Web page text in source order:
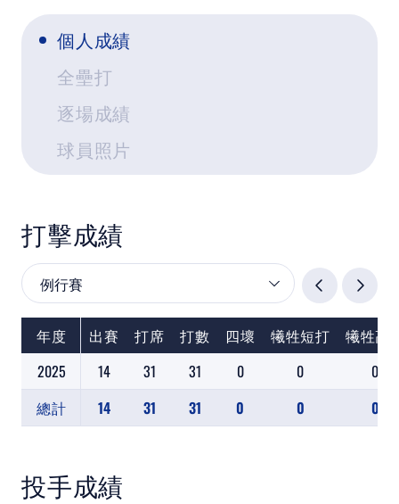
教育部體育署
中華民國壘球協會
WBSC ASIA
WBSC認證球棒清單
亞洲壘球總會
個人成績
全壘打
逐場成績
球員照片
打擊成績
年度 出賽 打席 打數 四壞 犧牲短打
犧牲高
2025
14 31 31 0 0
0
總計
14 31 31 0 0 0
投手成績